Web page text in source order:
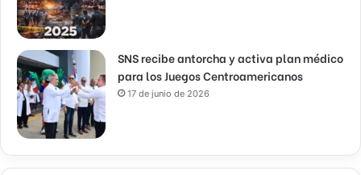
SNS recibe antorcha y activa plan médico
para los Juegos Centroamericanos
17 de junio de 2026